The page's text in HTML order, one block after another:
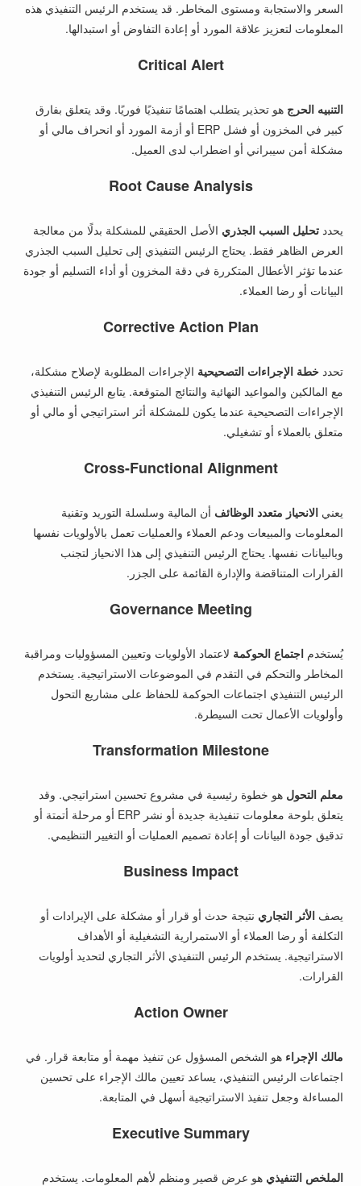
السعر والاستجابة ومستوى المخاطر. قد يستخدم الرئيس التنفيذي هذه
المعلومات لتعزيز علاقة المورد أو إعادة التفاوض أو استبدالها.
Critical Alert
التنبيه الحرج هو تحذير يتطلب اهتمامًا تنفيذيًا فوريًا. وقد يتعلق بفارق
كبير في المخزون أو فشل ERP أو أزمة المورد أو انحراف مالي أو
مشكلة أمن سيبراني أو اضطراب لدى العميل.
Root Cause Analysis
يحددتحليل السبب الجذري الأصل الحقيقي للمشكلة بدلًا من معالجة
العرض الظاهر فقط. يحتاج الرئيس التنفيذي إلى تحليل السبب الجذري
عندما تؤثر الأعطال المتكررة في دقة المخزون أو أداء التسليم أو جودة
البيانات أو رضا العملاء.
Corrective Action Plan
تحددخطة الإجراءات التصحيحية الإجراءات المطلوبة لإصلاح مشكلة،
مع المالكين والمواعيد النهائية والنتائج المتوقعة. يتابع الرئيس التنفيذي
الإجراءات التصحيحية عندما يكون للمشكلة أثر استراتيجي أو مالي أو
متعلق بالعملاء أو تشغيلي.
Cross-Functional Alignment
يعنيالانحياز متعدد الوظائف أن المالية وسلسلة التوريد وتقنية
المعلومات والمبيعات ودعم العملاء والعمليات تعمل بالأولويات نفسها
وبالبيانات نفسها. يحتاج الرئيس التنفيذي إلى هذا الانحياز لتجنب
القرارات المتناقضة والإدارة القائمة على الجزر.
Governance Meeting
يُستخدماجتماع الحوكمة لاعتماد الأولويات وتعيين المسؤوليات ومراقبة
المخاطر والتحكم في التقدم في الموضوعات الاستراتيجية. يستخدم
الرئيس التنفيذي اجتماعات الحوكمة للحفاظ على مشاريع التحول
وأولويات الأعمال تحت السيطرة.
Transformation Milestone
معلم التحول هو خطوة رئيسية في مشروع تحسين استراتيجي. وقد
يتعلق بلوحة معلومات تنفيذية جديدة أو نشر ERP أو مرحلة أتمتة أو
تدقيق جودة البيانات أو إعادة تصميم العمليات أو التغيير التنظيمي.
Business Impact
يصفالأثر التجاري نتيجة حدث أو قرار أو مشكلة على الإيرادات أو
التكلفة أو رضا العملاء أو الاستمرارية التشغيلية أو الأهداف
الاستراتيجية. يستخدم الرئيس التنفيذي الأثر التجاري لتحديد أولويات
القرارات.
Action Owner
مالك الإجراء هو الشخص المسؤول عن تنفيذ مهمة أو متابعة قرار. في
اجتماعات الرئيس التنفيذي، يساعد تعيين مالك الإجراء على تحسين
المساءلة وجعل تنفيذ الاستراتيجية أسهل في المتابعة.
Executive Summary
الملخص التنفيذي هو عرض قصير ومنظم لأهم المعلومات. يستخدم